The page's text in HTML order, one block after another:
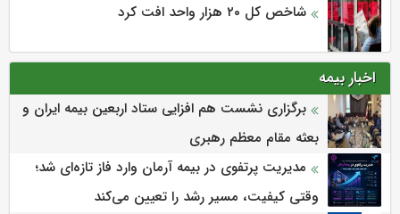
شاخص کل ۲۰ هزار واحد افت کرد
اخبار بیمه
برگزاری نشست هم افزایی ستاد اربعین بیمه ایران و
بعثه مقام معظم رهبری
مدیریت پرتفوی در بیمه آرمان وارد فاز تازه‌ای شد؛
وقتی کیفیت، مسیر رشد را تعیین می‌کند